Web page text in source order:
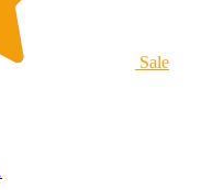
Sale